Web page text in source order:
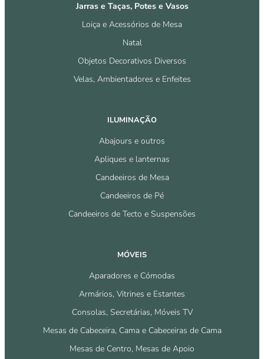
Jarras e Taças, Potes e Vasos
Loiça e Acessórios de Mesa
Natal
Objetos Decorativos Diversos
Velas, Ambientadores e Enfeites
ILUMINAÇÃO
Abajours e outros
Apliques e lanternas
Candeeiros de Mesa
Candeeiros de Pé
Candeeiros de Tecto e Suspensões
MÓVEIS
Aparadores e Cómodas
Armários, Vitrines e Estantes
Consolas, Secretárias, Móveis TV
Mesas de Cabeceira, Cama e Cabeceiras de Cama
Mesas de Centro, Mesas de Apoio